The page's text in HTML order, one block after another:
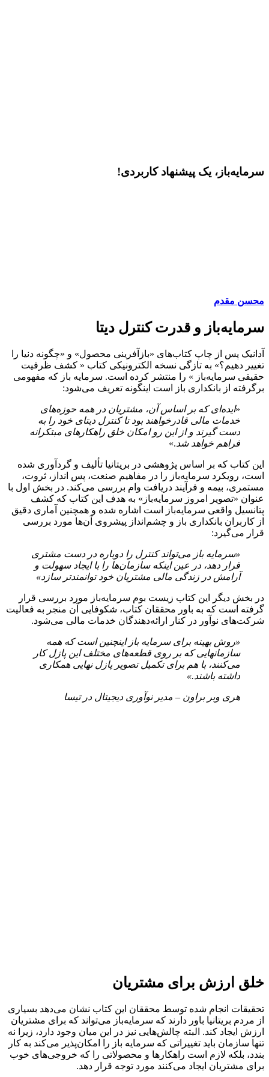
سرمایه‌باز، یک پیشنهاد کاربردی!
محسن مقدم
سرمایه‌باز و قدرت کنترل دیتا
آدانیک پس از چاپ کتاب‌های «بازآفرینی محصول» و «چگونه دنیا را
تغییر دهیم؟» به تازگی نسخه الکترونیکی کتاب « کشف ظرفیت
حقیقی سرمایه­‌باز » را منتشر کرده است. سرمایه باز که مفهومی
برگرفته از بانکداری باز است اینگونه تعریف می‌­شود:
«ایده‌ای که بر اساس آن، مشتریان در همه حوزه‌های
خدمات مالی قادرخواهند بود تا کنترل دیتای خود را به
دست گیرند و از این رو امکان خلق راهکارهای مبتکرانه
فراهم خواهد شد.»
این کتاب که بر اساس پژوهشی در بریتانیا تألیف و گردآوری شده
است، رویکرد سرمایه‌باز را در مفاهیم صنعت، پس انداز، ثروت،
مستمری، بیمه و فرآیند دریافت وام بررسی می‌کند. در بخش اول با
عنوان «تصویر امروز سرمایه­‌باز» به هدف این کتاب که کشف
پتانسیل واقعی سرمایه‌­باز است اشاره شده و همچنین آماری دقیق
از کاربران بانکداری باز و چشم‌­انداز پیش­روی آن‌ها مورد بررسی
قرار می‌گیرد:
«سرمایه باز می‌تواند کنترل را دوباره در دست مشتری
قرار دهد، در عین اینکه سازمان‌ها را با ایجاد سهولت و
آرامش در زندگی مالی مشتریان خود توانمندتر سازد»
در بخش دیگر این کتاب زیست بوم سرمایه‌باز مورد بررسی قرار
گرفته است که به باور محققان کتاب، شکوفایی آن منجر به فعالیت
شرکت‌های نوآور در کنار ارائه‌دهندگان خدمات مالی می‌شود.
«روش بهینه برای سرمایه باز اینچنین است که همه
سازمانهایی که بر روی قطعه‌های مختلف این پازل کار
می‌کنند، با هم برای تکمیل تصویر پازل نهایی همکاری
داشته باشند.
»
هری وبر براون – مدیر نوآوری دیجیتال در تیسا
خلق ارزش برای مشتریان
تحقیقات انجام شده توسط محققان این کتاب نشان می­‌دهد بسیاری
از مردم بریتانیا باور دارند که سرمایه‌باز می‌تواند که برای مشتریان
ارزش ایجاد کند. البته چالش‌هایی نیز در این میان وجود دارد، زیرا نه
تنها سازمان باید تغییراتی که سرمایه باز را امکان‌پذیر می‌کند به کار
بندد، بلکه لازم است راهکارها و محصولاتی را که خروجی‌های خوب
برای مشتریان ایجاد می‌کنند مورد توجه قرار دهد.